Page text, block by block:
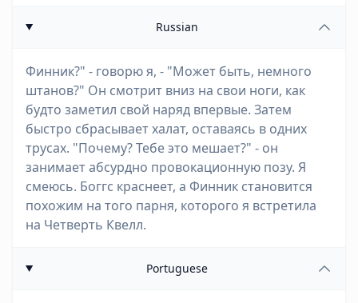
Russian
Финник?" - говорю я, - "Может быть, немного
штанов?" Он смотрит вниз на свои ноги, как
будто заметил свой наряд впервые. Затем
быстро сбрасывает халат, оставаясь в одних
трусах. "Почему? Тебе это мешает?" - он
занимает абсурдно провокационную позу. Я
смеюсь. Боггс краснеет, а Финник становится
похожим на того парня, которого я встретила
на Четверть Квелл.
Portuguese